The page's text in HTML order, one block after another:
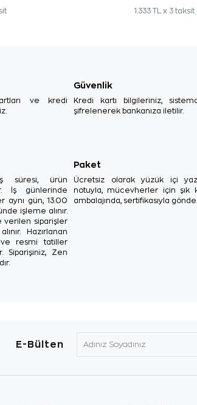
1.333 TL x 3 taksit
ve kredi
Güvenlik
Kredi kartı bilgileriniz,
şifrelenerek bankanıza iletilir.
süresi, ürün
İş günlerinde
aynı gün, 13.00
işleme alınır.
verilen siparişler
Hazırlanan
ve resmi tatiller
Siparişiniz, Zen
Paket
Ücretsiz olarak yüzük içi
notuyla, mücevherler için şık
ambalajında, sertifikasıyla
E-Bülten